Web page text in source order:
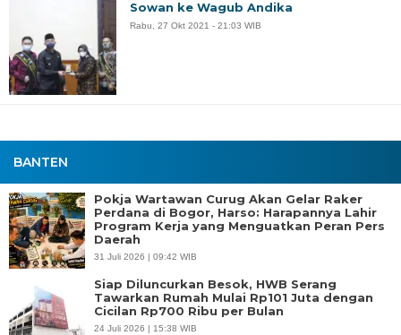
BANTEN
Pokja Wartawan Curug Akan Gelar Raker
Perdana di Bogor, Harso: Harapannya Lahir
Program Kerja yang Menguatkan Peran Pers
Daerah
31 Juli 2026 | 09:42 WIB
Siap Diluncurkan Besok, HWB Serang
Tawarkan Rumah Mulai Rp101 Juta dengan
Cicilan Rp700 Ribu per Bulan
24 Juli 2026 | 15:38 WIB
Sowan ke Wagub Andika
Rabu, 27 Okt 2021 - 21:03 WIB